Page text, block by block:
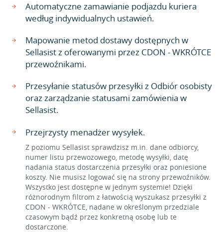
Automatyczne zamawianie podjazdu kuriera
według indywidualnych ustawień.
Mapowanie metod dostawy dostępnych w
Sellasist z oferowanymi przez CDON - WKRÓTCE
przewoźnikami.
Przesyłanie statusów przesyłki z Odbiór osobisty
oraz zarządzanie statusami zamówienia w
Sellasist.
Przejrzysty menadżer wysyłek.
Z poziomu Sellasist sprawdzisz m.in. dane odbiorcy,
numer listu przewozowego, metodę wysyłki, datę
nadania status dostarczenia przesyłki oraz poniesione
koszty. Nie musisz logować się na strony przewoźników.
Wszystko jest dostępne w jednym systemie! Dzięki
różnorodnym filtrom z łatwością wyszukasz przesyłki z
CDON - WKRÓTCE, nadane w określonym przedziale
czasowym bądź przez konkretną osobę lub te
dostarczone.